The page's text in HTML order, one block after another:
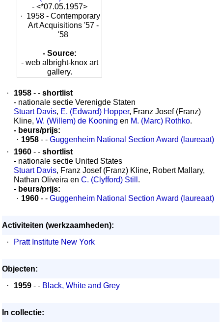
- <*07.05.1957>
· 1958 - Contemporary
Art Acquisitions '57 -
'58
- Source:
- web albright-knox art
gallery.
· 1958 - - shortlist
- nationale sectie Verenigde Staten
Stuart Davis, E. (Edward) Hopper, Franz Josef (Franz)
Kline, W. (Willem) de Kooning en M. (Marc) Rothko.
- beurs/prijs:
· 1958 - - Guggenheim National Section Award (laureaat)
·
1960 - - shortlist
- nationale sectie United States
Stuart Davis, Franz Josef (Franz) Kline, Robert Mallary,
Nathan Oliveira en C. (Clyfford) Still .
- beurs/prijs:
· 1960 - - Guggenheim National Section Award (laureaat)
Activiteiten (werkzaamheden):
·
Pratt Institute New York
Objecten:
·
1959 - - Black, White and Grey
In collectie: